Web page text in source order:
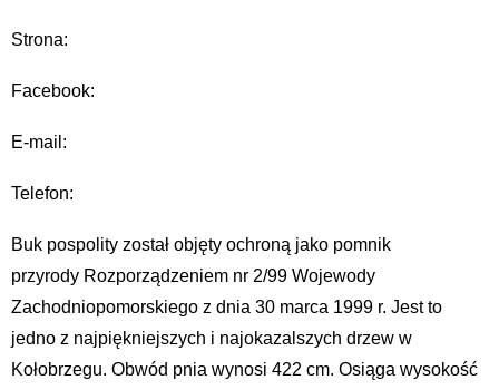
Strona:
Facebook:
E-mail:
Telefon:
Buk pospolity został objęty ochroną jako pomnik
przyrody Rozporządzeniem nr 2/99 Wojewody
Zachodniopomorskiego z dnia 30 marca 1999 r. Jest to
jedno z najpiękniejszych i najokazalszych drzew w
Kołobrzegu. Obwód pnia wynosi 422 cm. Osiąga wysokość